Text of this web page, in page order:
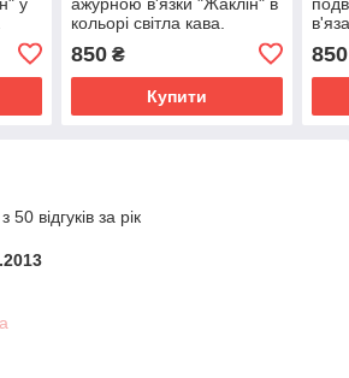
кольорі світла кава.
850₴
Купити
850
відгуків за рік